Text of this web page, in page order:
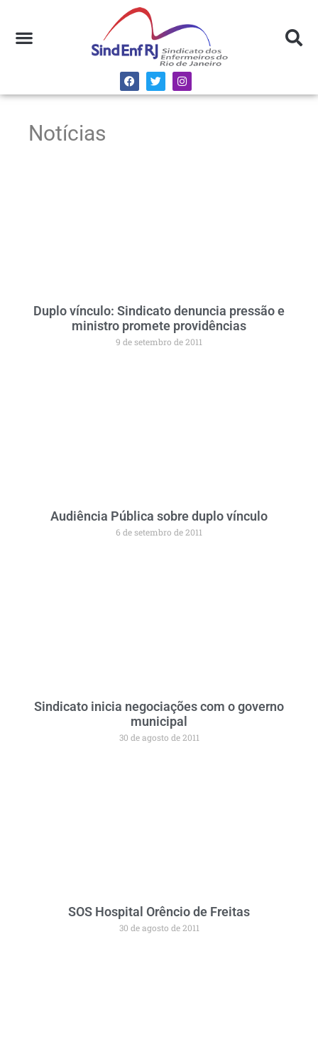
Notícias
Duplo vínculo: Sindicato denuncia pressão e
ministro promete providências
9 de setembro de 2011
Audiência Pública sobre duplo vínculo
6 de setembro de 2011
Sindicato inicia negociações com o governo
municipal
30 de agosto de 2011
SOS Hospital Orêncio de Freitas
30 de agosto de 2011